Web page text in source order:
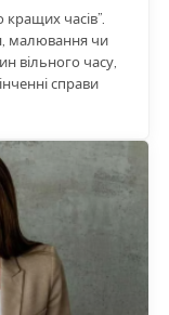
часів”.
малювання чи
вільного часу,
справи